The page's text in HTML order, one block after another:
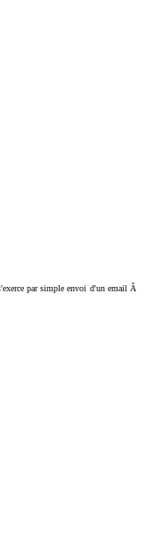
par simple envoi d'un email Ã